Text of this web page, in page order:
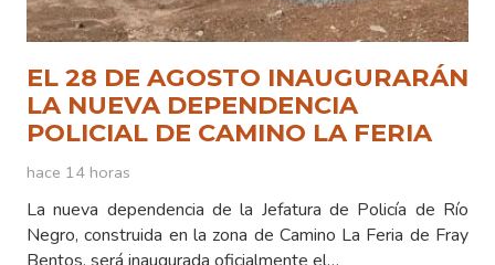
EL 28 DE AGOSTO INAUGURARÁN
LA NUEVA DEPENDENCIA
POLICIAL DE CAMINO LA FERIA
hace 14 horas
La nueva dependencia de la Jefatura de Policía de Río
Negro, construida en la zona de Camino La Feria de Fray